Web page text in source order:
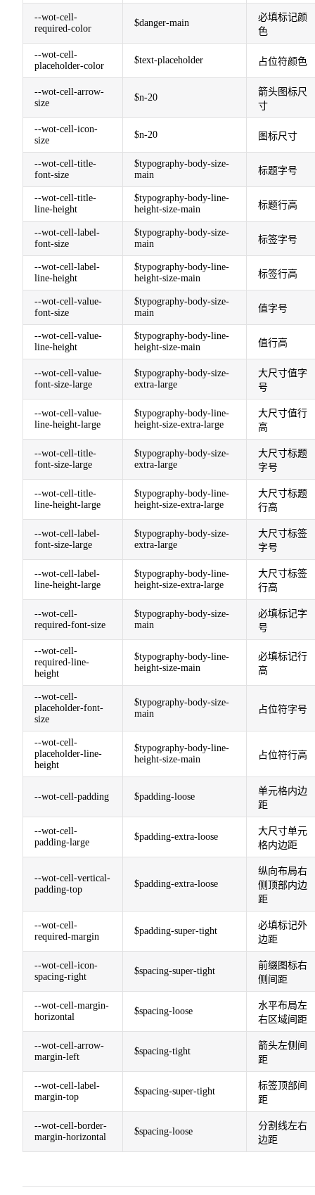
--wot-cell-
required-color
$danger-main
必填标记颜
色
--wot-cell-
placeholder-color
$text-placeholder 占位符颜色
--wot-cell-arrow-
size
$n-20
箭头图标尺
寸
--wot-cell-icon-
size
$n-20 图标尺寸
--wot-cell-title-
font-size
$typography-body-size-
main
标题字号
--wot-cell-title-
line-height
$typography-body-line-
height-size-main
标题行高
--wot-cell-label-
font-size
$typography-body-size-
main
标签字号
--wot-cell-label-
line-height
$typography-body-line-
height-size-main
标签行高
--wot-cell-value-
font-size
$typography-body-size-
main
值字号
--wot-cell-value-
line-height
$typography-body-line-
height-size-main
值行高
--wot-cell-value-
font-size-large
$typography-body-size-
extra-large
大尺寸值字
号
--wot-cell-value-
line-height-large
$typography-body-line-
height-size-extra-large
大尺寸值行
高
--wot-cell-title-
font-size-large
$typography-body-size-
extra-large
大尺寸标题
字号
--wot-cell-title-
line-height-large
$typography-body-line-
height-size-extra-large
大尺寸标题
行高
--wot-cell-label-
font-size-large
$typography-body-size-
extra-large
大尺寸标签
字号
--wot-cell-label-
line-height-large
$typography-body-line-
height-size-extra-large
大尺寸标签
行高
--wot-cell-
required-font-size
$typography-body-size-
main
必填标记字
号
--wot-cell-
required-line-
height
$typography-body-line-
height-size-main
必填标记行
高
--wot-cell-
placeholder-font-
size
$typography-body-size-
main
占位符字号
--wot-cell-
placeholder-line-
height
$typography-body-line-
height-size-main
占位符行高
--wot-cell-padding $padding-loose
单元格内边
距
--wot-cell-
padding-large
$padding-extra-loose
大尺寸单元
格内边距
--wot-cell-vertical-
padding-top
$padding-extra-loose
纵向布局右
侧顶部内边
距
--wot-cell-
required-margin
$padding-super-tight
必填标记外
边距
--wot-cell-icon-
spacing-right
$spacing-super-tight
前缀图标右
侧间距
--wot-cell-margin-
horizontal
$spacing-loose
水平布局左
右区域间距
--wot-cell-arrow-
margin-left
$spacing-tight
箭头左侧间
距
--wot-cell-label-
margin-top
$spacing-super-tight
标签顶部间
距
--wot-cell-border-
margin-horizontal
$spacing-loose
分割线左右
边距